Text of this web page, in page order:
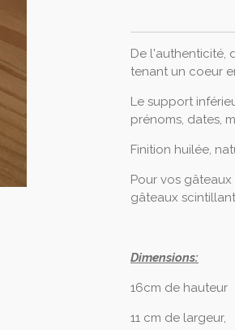
De l'authenticité,
tenant un coeur
Le support
prénoms, dates,
Finition huilée,
Pour vos
gâteaux
Dimensions:
16cm de hauteur
11 cm de largeur,